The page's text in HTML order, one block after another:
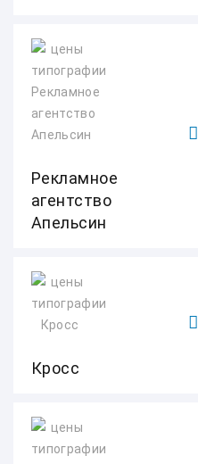
Рекламное
агентство
Апельсин
Кросс